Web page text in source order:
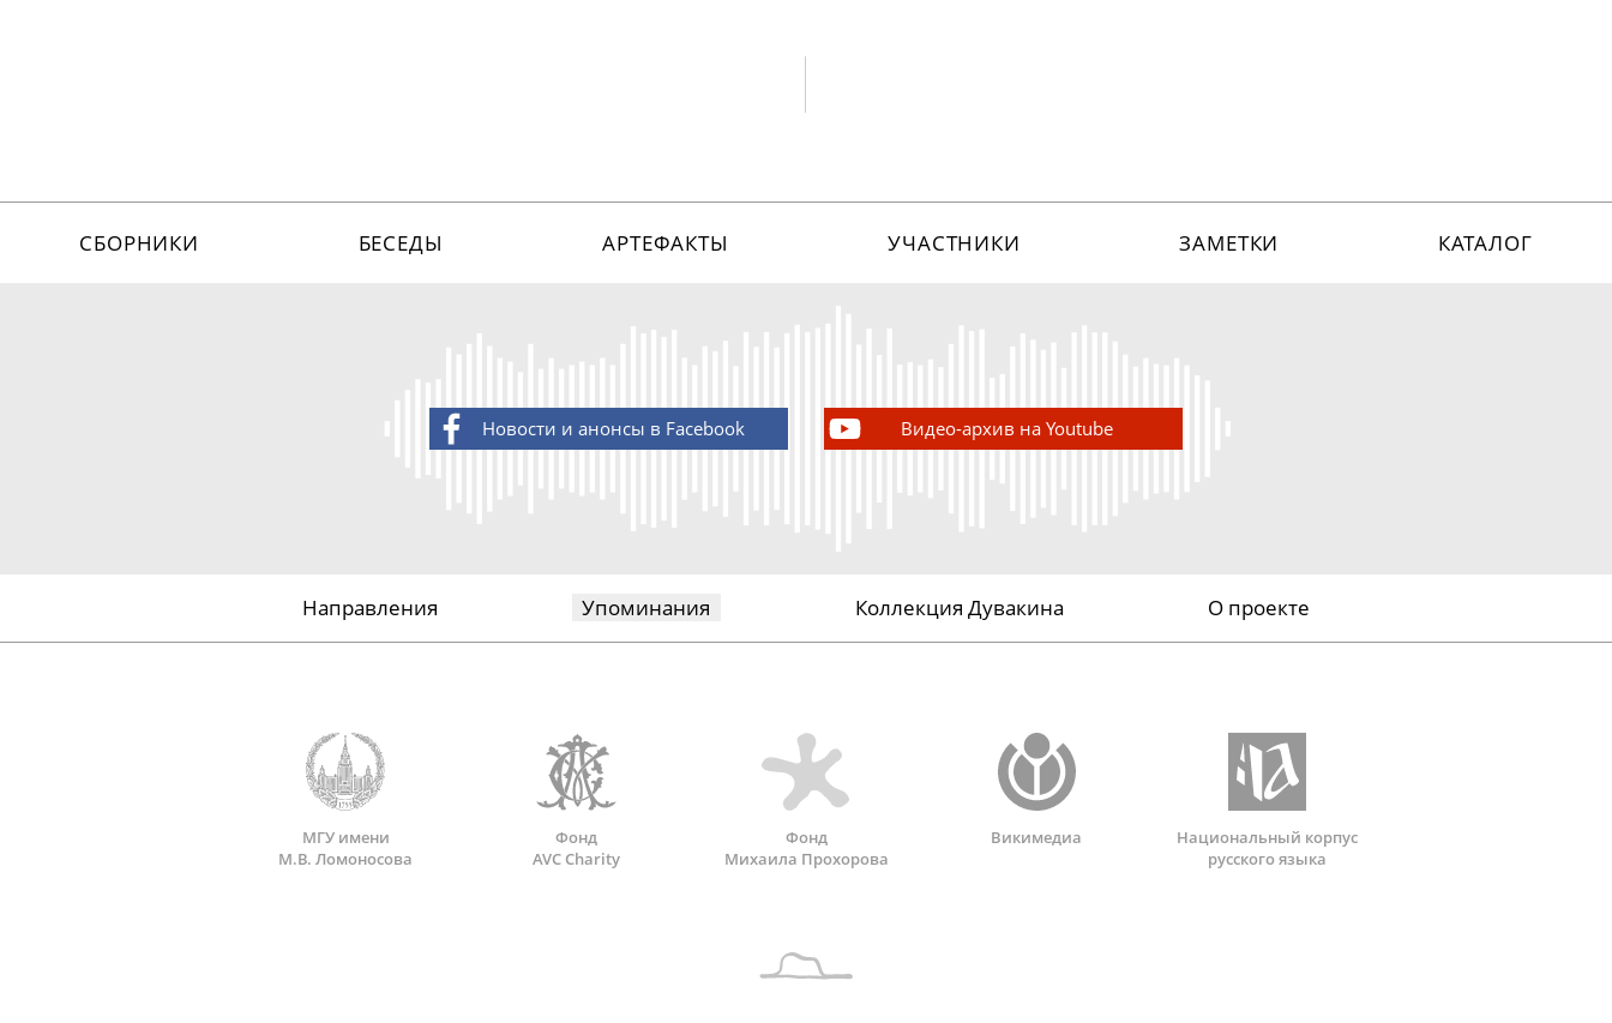
СБОРНИКИ БЕСЕДЫ АРТЕФАКТЫ УЧАСТНИКИ ЗАМЕТКИ КАТАЛОГ
Новости и анонсы в Facebook Видео-архив на Youtube
Направления Упоминания Коллекция Дувакина О проекте
МГУ имени
М.В. Ломоносова
Фонд
AVC Charity
Фонд
Михаила Прохорова
Викимедиа
Национальный корпус
русского языка